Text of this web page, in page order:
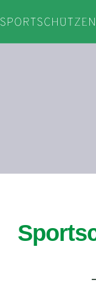
Inhalt
springen